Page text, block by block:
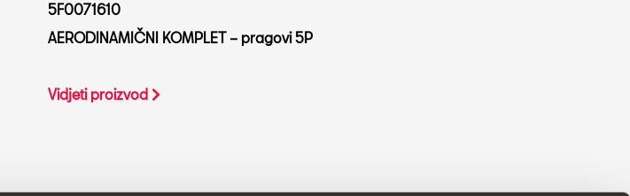
5F0071610
AERODINAMIČNI KOMPLET – pragovi 5P
Vidjeti proizvod